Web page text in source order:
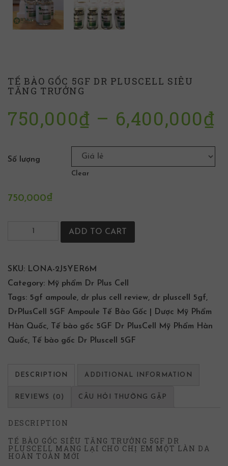
TẾ BÀO GỐC 5GF DR PLUSCELL SIÊU
TĂNG TRƯỞNG
750,000₫ – 6,400,000₫
Số lượng
Clear
750,000₫
ADD TO CART
SKU: LONA-2J5YER6M
Category: Mỹ phẩm Dr Plus Cell
Tags: 5gf ampoule, dr plus cell review, dr pluscell 5gf,
DrPlusCell 5GF Ampoule Tế Bào Gốc | Dược Mỹ Phẩm
Hàn Quốc,
Tế bào gốc 5GF Dr PlusCell Mỹ Phẩm Hàn
Quốc, Tế bào gốc Dr Pluscell 5GF
DESCRIPTION ADDITIONAL INFORMATION
REVIEWS (0) CÂU HỎI THƯỜNG GẶP
DESCRIPTION
TẾ BÀO GỐC SIÊU TĂNG TRƯỞNG 5GF DR
PLUSCELL MANG LẠI CHO CHỊ EM MỘT LÀN DA
HOÀN TOÀN MỚI